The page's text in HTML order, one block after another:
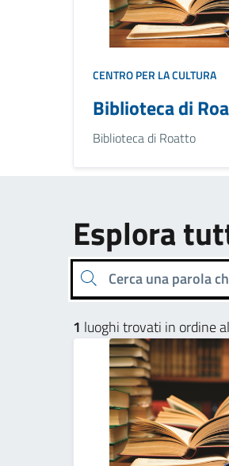
CENTRO PER LA CULTURA
Biblioteca di
Biblioteca di Roatto
Esplora
Cerca una parola chiave
1 luoghi trovati in ordine